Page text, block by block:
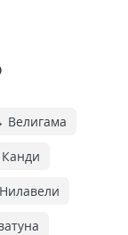
Велигама